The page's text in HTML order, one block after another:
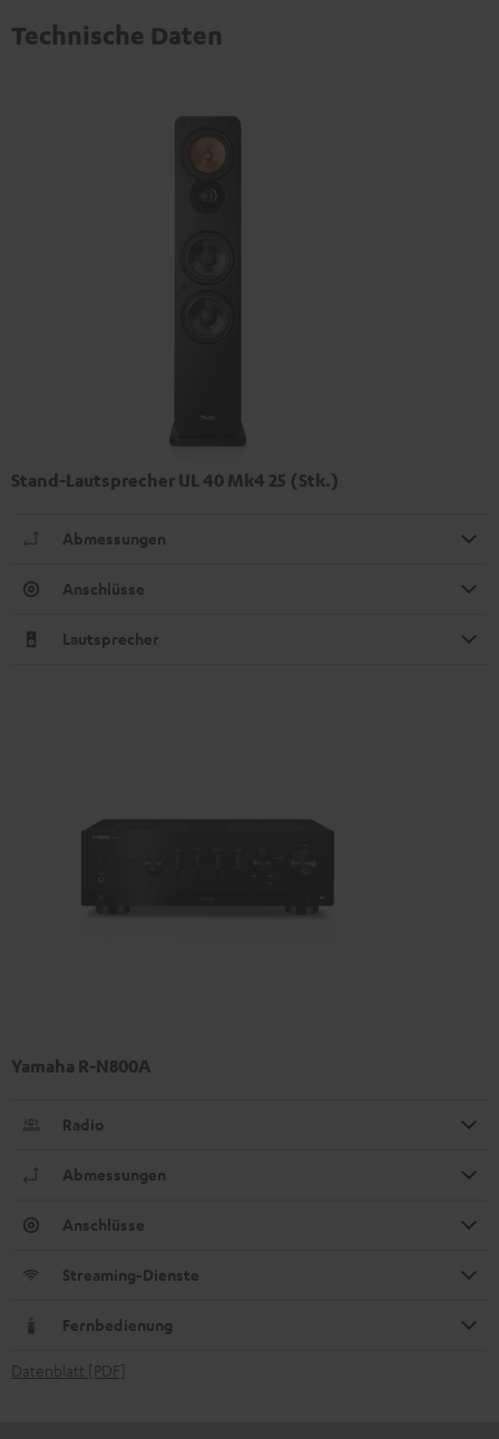
Technische Daten
Stand-Lautsprecher UL 40 Mk4 25 (Stk.)
Abmessungen
Anschlüsse
Lautsprecher
Yamaha R-N800A
Radio
Abmessungen
Anschlüsse
Streaming-Dienste
Fernbedienung
Datenblatt [PDF]